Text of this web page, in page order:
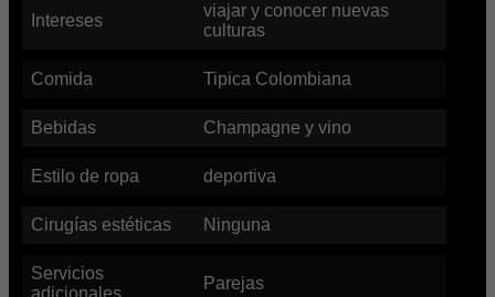
Intereses
viajar y conocer nuevas
culturas
Comida Tipica Colombiana
Bebidas Champagne y vino
Estilo de ropa deportiva
Cirugías estéticas Ninguna
Servicios
adicionales
Parejas